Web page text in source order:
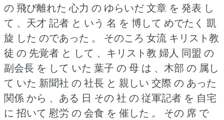
の 飛び離れた 心力 の ゆらいだ 文章 を 発表 し
て 、天才 記者 と いう 名 を 博して めでたく 凱
旋 した のであった 。
そのころ 女流 キリスト教
徒 の 先覚者 と して 、キリスト教 婦人 同盟 の
副会長 を して いた 葉子 の 母 は 、木部 の 属し
て いた 新聞社 の 社長 と 親しい 交際 の あった
関係 から 、ある 日 その 社 の 従軍記者 を 自宅
に 招いて 慰労 の 会食 を 催した 。
その 席 で